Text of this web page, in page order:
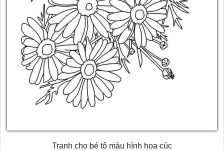
Tranh cho bé tô màu hình hoa cúc